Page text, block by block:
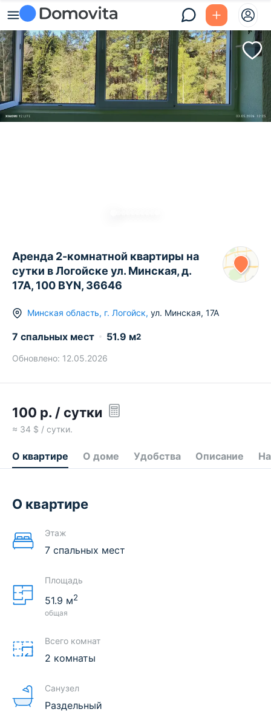
Аренда 2-комнатной квартиры на
сутки в Логойске ул. Минская, д.
17А, 100 BYN, 36646
Минская область, г. Логойск, ул. Минская, 17А
7 спальных мест 51.9 м2
Обновлено: 12.05.2026
100 р. / сутки
≈ 34 $ / сутки.
О квартире О доме Удобства Описание
О квартире
Этаж
7 спальных мест
Площадь
51.9 м2
общая
Всего комнат
2 комнаты
Санузел
Раздельный